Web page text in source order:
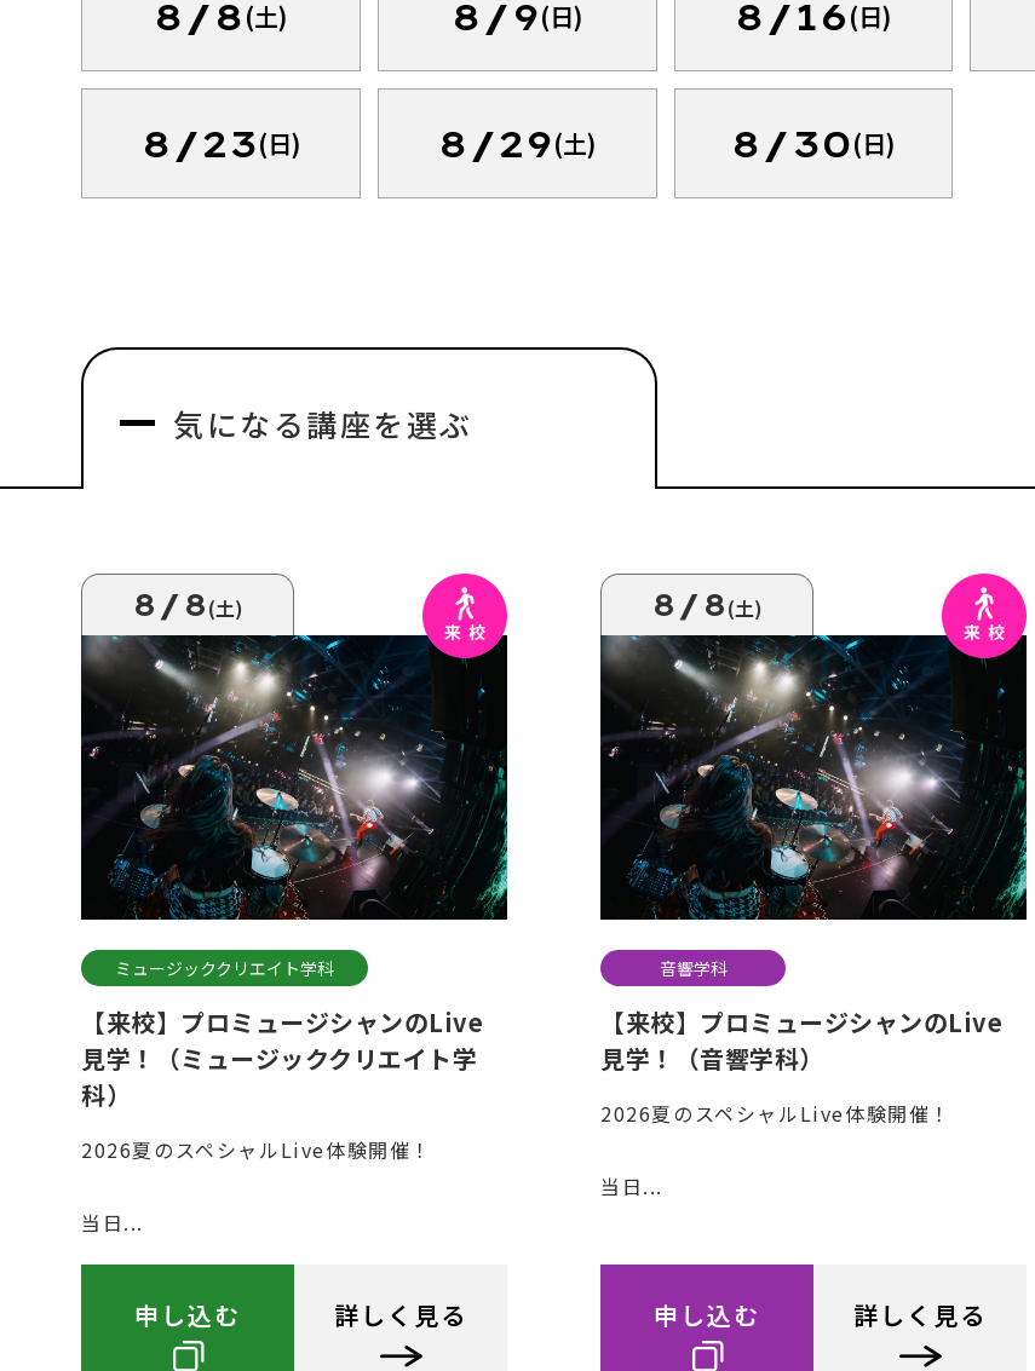
8/8(土) 8/9(日) 8/16(日)
8/23(日) 8/29(土) 8/30(日)
気になる講座を選ぶ
8/8(土)
ミュージッククリエイト学科
【来校】プロミュージシャンのLive
見学！（ミュージッククリエイト学
科）
2026夏のスペシャルLive体験開催！
当日...
申し込む 詳しく見る
8/8(土)
音響学科
【来校】プロミュージシャンのLive
見学！（音響学科）
2026夏のスペシャルLive体験開催！
当日...
申し込む 詳しく見る